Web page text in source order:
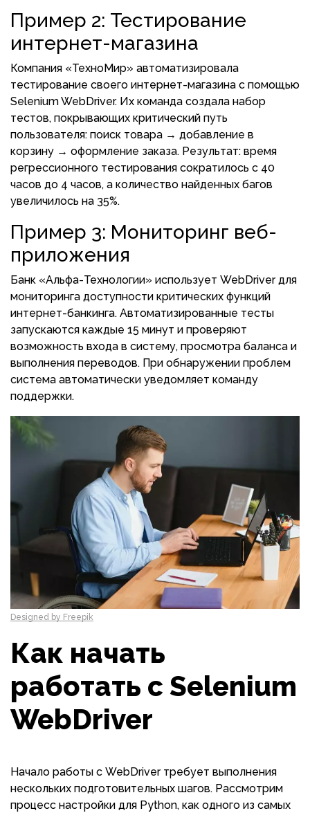
Пример 2: Тестирование
интернет-магазина
Компания «ТехноМир» автоматизировала
тестирование своего интернет-магазина с помощью
Selenium WebDriver. Их команда создала набор
тестов, покрывающих критический путь
пользователя: поиск товара → добавление в
корзину → оформление заказа. Результат: время
регрессионного тестирования сократилось с 40
часов до 4 часов, а количество найденных багов
увеличилось на 35%.
Пример 3: Мониторинг веб-
приложения
Банк «Альфа-Технологии» использует WebDriver для
мониторинга доступности критических функций
интернет-банкинга. Автоматизированные тесты
запускаются каждые 15 минут и проверяют
возможность входа в систему, просмотра баланса и
выполнения переводов. При обнаружении проблем
система автоматически уведомляет команду
поддержки.
Designed by Freepik
Как начать
работать с Selenium
WebDriver
Начало работы с WebDriver требует выполнения
нескольких подготовительных шагов. Рассмотрим
процесс настройки для Python, как одного из самых